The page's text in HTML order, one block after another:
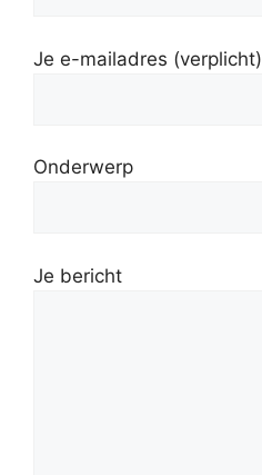
Je e-mailadres (verplicht)
Onderwerp
Je bericht